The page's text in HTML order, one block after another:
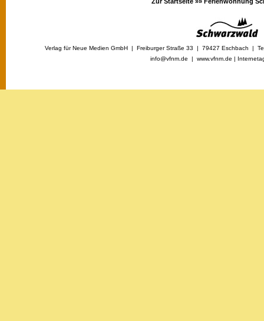
Verlag für Neue Medien GmbH | Freiburger Straße 33 | 79427 Eschbach |
info@vfnm.de | www.vfnm.de |